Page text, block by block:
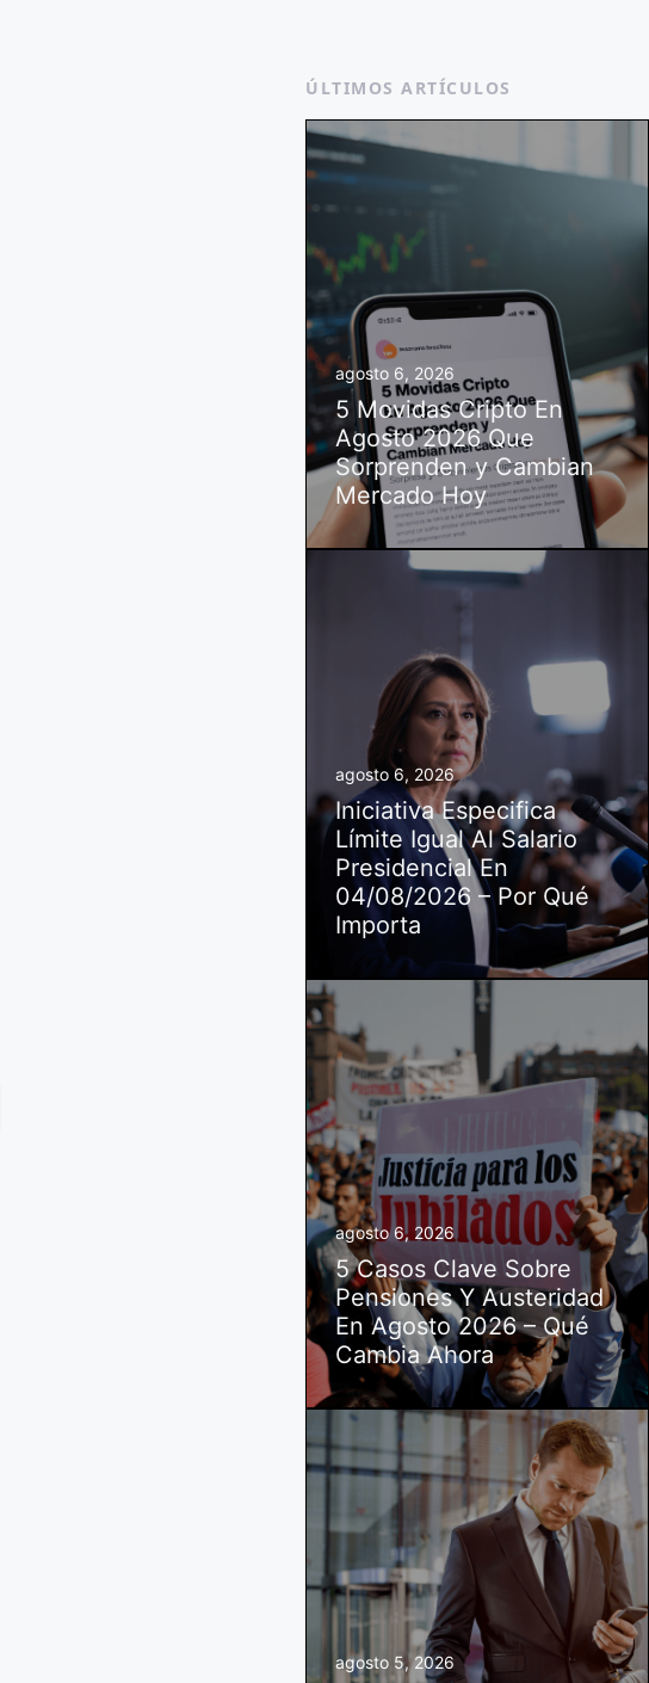
ÚLTIMOS ARTÍCULOS
agosto 6, 2026
5 Movidas Cripto En
Agosto 2026 Que
Sorprenden y Cambian
Mercado Hoy
agosto 6, 2026
Iniciativa Especifica
Límite Igual Al Salario
Presidencial En
04/08/2026 – Por Qué
Importa
agosto 6, 2026
5 Casos Clave Sobre
Pensiones Y Austeridad
En Agosto 2026 – Qué
Cambia Ahora
agosto 5, 2026